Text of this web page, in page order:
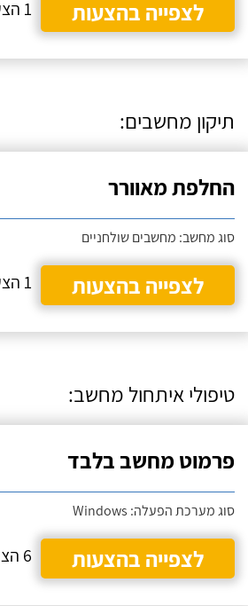
לצפייה בהצעות 1 הצעות
תיקון מחשבים:
החלפת מאוורר
סוג מחשב: מחשבים שולחניים
לצפייה בהצעות
1 הצעות
טיפולי איתחול מחשב:
פרמוט מחשב בלבד
סוג מערכת הפעלה: Windows
לצפייה בהצעות
6 הצעות